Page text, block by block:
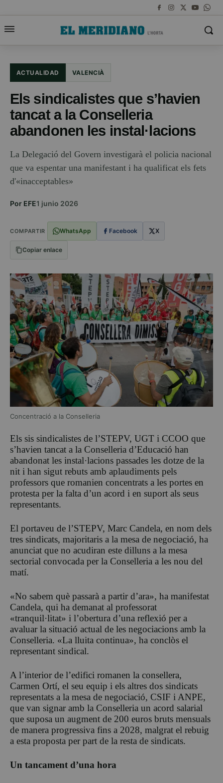
ACTUALIDAD VALENCIÀ
Els sindicalistes que s’havien
tancat a la Conselleria
abandonen les instal·lacions
La Delegació del Govern investigarà el policia nacional
que va espentar una manifestant i ha qualificat els fets
d'«inacceptables»
Por EFE1 junio 2026
COMPARTIR WhatsApp Facebook X
Copiar enlace
Concentració a la Conselleria
Els sis sindicalistes de l’STEPV, UGT i CCOO que
s’havien tancat a la Conselleria d’Educació han
abandonat les instal·lacions passades les dotze de la
nit i han sigut rebuts amb aplaudiments pels
professors que romanien concentrats a les portes en
protesta per la falta d’un acord i en suport als seus
representants.
El portaveu de l’STEPV, Marc Candela, en nom dels
tres sindicats, majoritaris a la mesa de negociació, ha
anunciat que no acudiran este dilluns a la mesa
sectorial convocada per la Conselleria a les nou del
matí.
«No sabem què passarà a partir d’ara», ha manifestat
Candela, qui ha demanat al professorat
«tranquil·litat» i l’obertura d’una reflexió per a
avaluar la situació actual de les negociacions amb la
Conselleria. «La lluita continua», ha conclòs el
representant sindical.
A l’interior de l’edifici romanen la consellera,
Carmen Ortí, el seu equip i els altres dos sindicats
representats a la mesa de negociació, CSIF i ANPE,
que van signar amb la Conselleria un acord salarial
que suposa un augment de 200 euros bruts mensuals
de manera progressiva fins a 2028, malgrat el rebuig
a esta proposta per part de la resta de sindicats.
Un tancament d’una hora